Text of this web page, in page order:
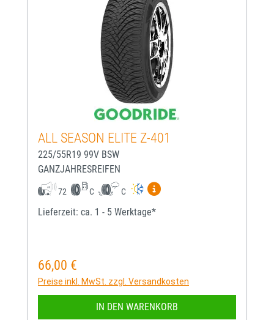
ALL SEASON ELITE Z-401
225/55R19 99V BSW
GANZJAHRESREIFEN
72 C C
Mehr Informationen zum
Lieferzeit: ca. 1 - 5 Werktage*
Regulärer Preis:
66,00 €
Preise inkl. MwSt. zzgl. Versandkosten
IN DEN WARENKORB